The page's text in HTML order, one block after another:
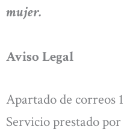
mujer.
Aviso Legal
Apartado de correos
Servicio prestado